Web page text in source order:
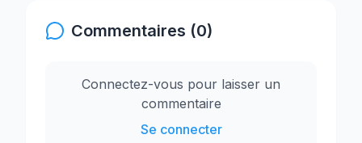
Commentaires (0)
Connectez-vous pour laisser un
commentaire
Se connecter